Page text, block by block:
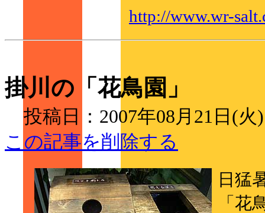
http://www.wr-
掛川の「花鳥園」
投稿日：2007年08月21日(
この記事を削除する
日猛
「花